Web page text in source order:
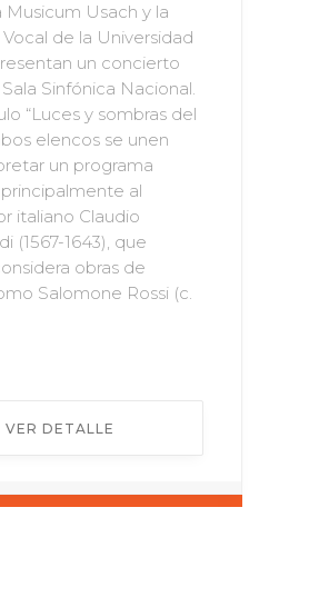
Musicum Usach y la
de la Universidad
un concierto
Sinfónica Nacional.
“Luces y sombras del
elencos se unen
un programa
al
italiano Claudio
(1567-1643), que
obras de
Salomone Rossi (c.
VER DETALLE